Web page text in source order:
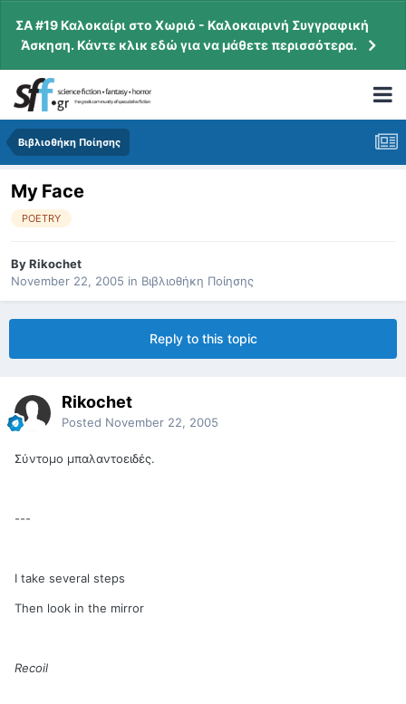
ΣΑ #19 Καλοκαίρι στο Χωριό - Καλοκαιρινή Συγγραφική
Άσκηση. Κάντε κλικ εδώ για να μάθετε περισσότερα.
Βιβλιοθήκη Ποίησης
My Face
POETRY
ByRikochet
November 22, 2005 in Βιβλιοθήκη Ποίησης
Reply to this topic
Rikochet
Posted November 22, 2005
Σύντομο μπαλαντοειδές.
---
I take several steps
Then look in the mirror
Recoil